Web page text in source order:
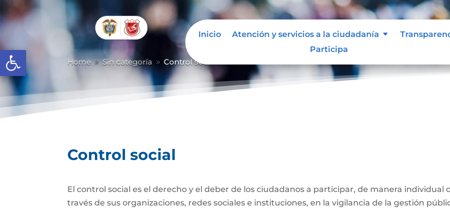
Abrir barra de herramientas
Inicio Atención y servicios a la ciudadanía
Participa
Home 9 Sin categoría 9 Control social
Control social
El control social es el derecho y el deber de los ciudadanos a participar, de manera individual
través de sus organizaciones, redes sociales e instituciones, en la vigilancia de la gestión